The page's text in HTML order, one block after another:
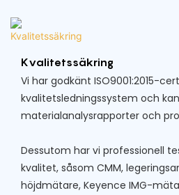
Kvalitetssäkring
Vi har godkänt ISO9001:2015-
kvalitetsledningssystem och
materialanalysrapporter och
Dessutom har vi professionell
kvalitet, såsom CMM,
höjdmätare, Keyence IMG-